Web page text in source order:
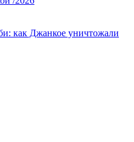
как Джанкое уничтожали